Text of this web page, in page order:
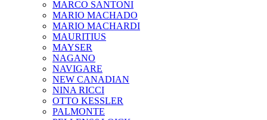
MARCO SANTONI
MARIO MACHADO
MARIO MACHARDI
MAURITIUS
MAYSER
NAGANO
NAVIGARE
NEW CANADIAN
NINA RICCI
OTTO KESSLER
PALMONTE